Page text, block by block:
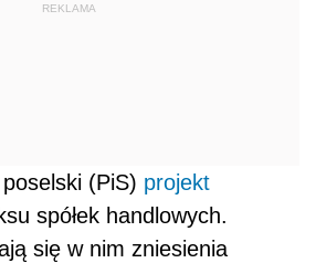
REKLAMA
poselski (PiS) projekt
spółek handlowych.
się w nim zniesienia